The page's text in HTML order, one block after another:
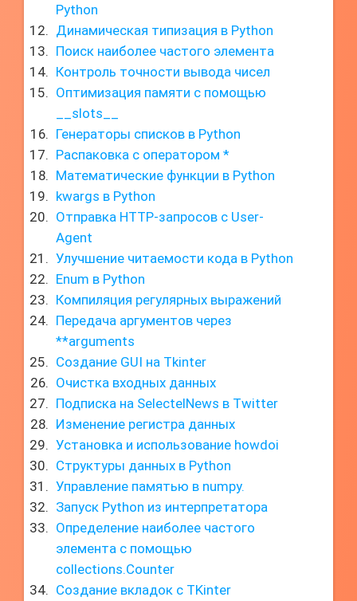
Python
Динамическая типизация в Python
Поиск наиболее частого элемента
Контроль точности вывода чисел
Оптимизация памяти с помощью
__slots__
Генераторы списков в Python
Распаковка с оператором *
Математические функции в Python
kwargs в Python
Отправка HTTP-запросов с User-
Agent
Улучшение читаемости кода в Python
Enum в Python
Компиляция регулярных выражений
Передача аргументов через
**arguments
Создание GUI на Tkinter
Очистка входных данных
Подписка на SelectelNews в Twitter
Изменение регистра данных
Установка и использование howdoi
Структуры данных в Python
Управление памятью в numpy.
Запуск Python из интерпретатора
Определение наиболее частого
элемента с помощью
collections.Counter
Создание вкладок с TKinter